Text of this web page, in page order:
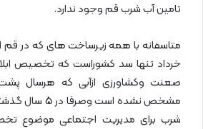
تامین آب شرب قم وجود ندارد.
خرداد تنها سد کشوراست که تخصیص
صعنت وکشاورزی ازآبی که هرسال
مشخص نشده است
شرب برای مدیریت اجتماعی موضوع